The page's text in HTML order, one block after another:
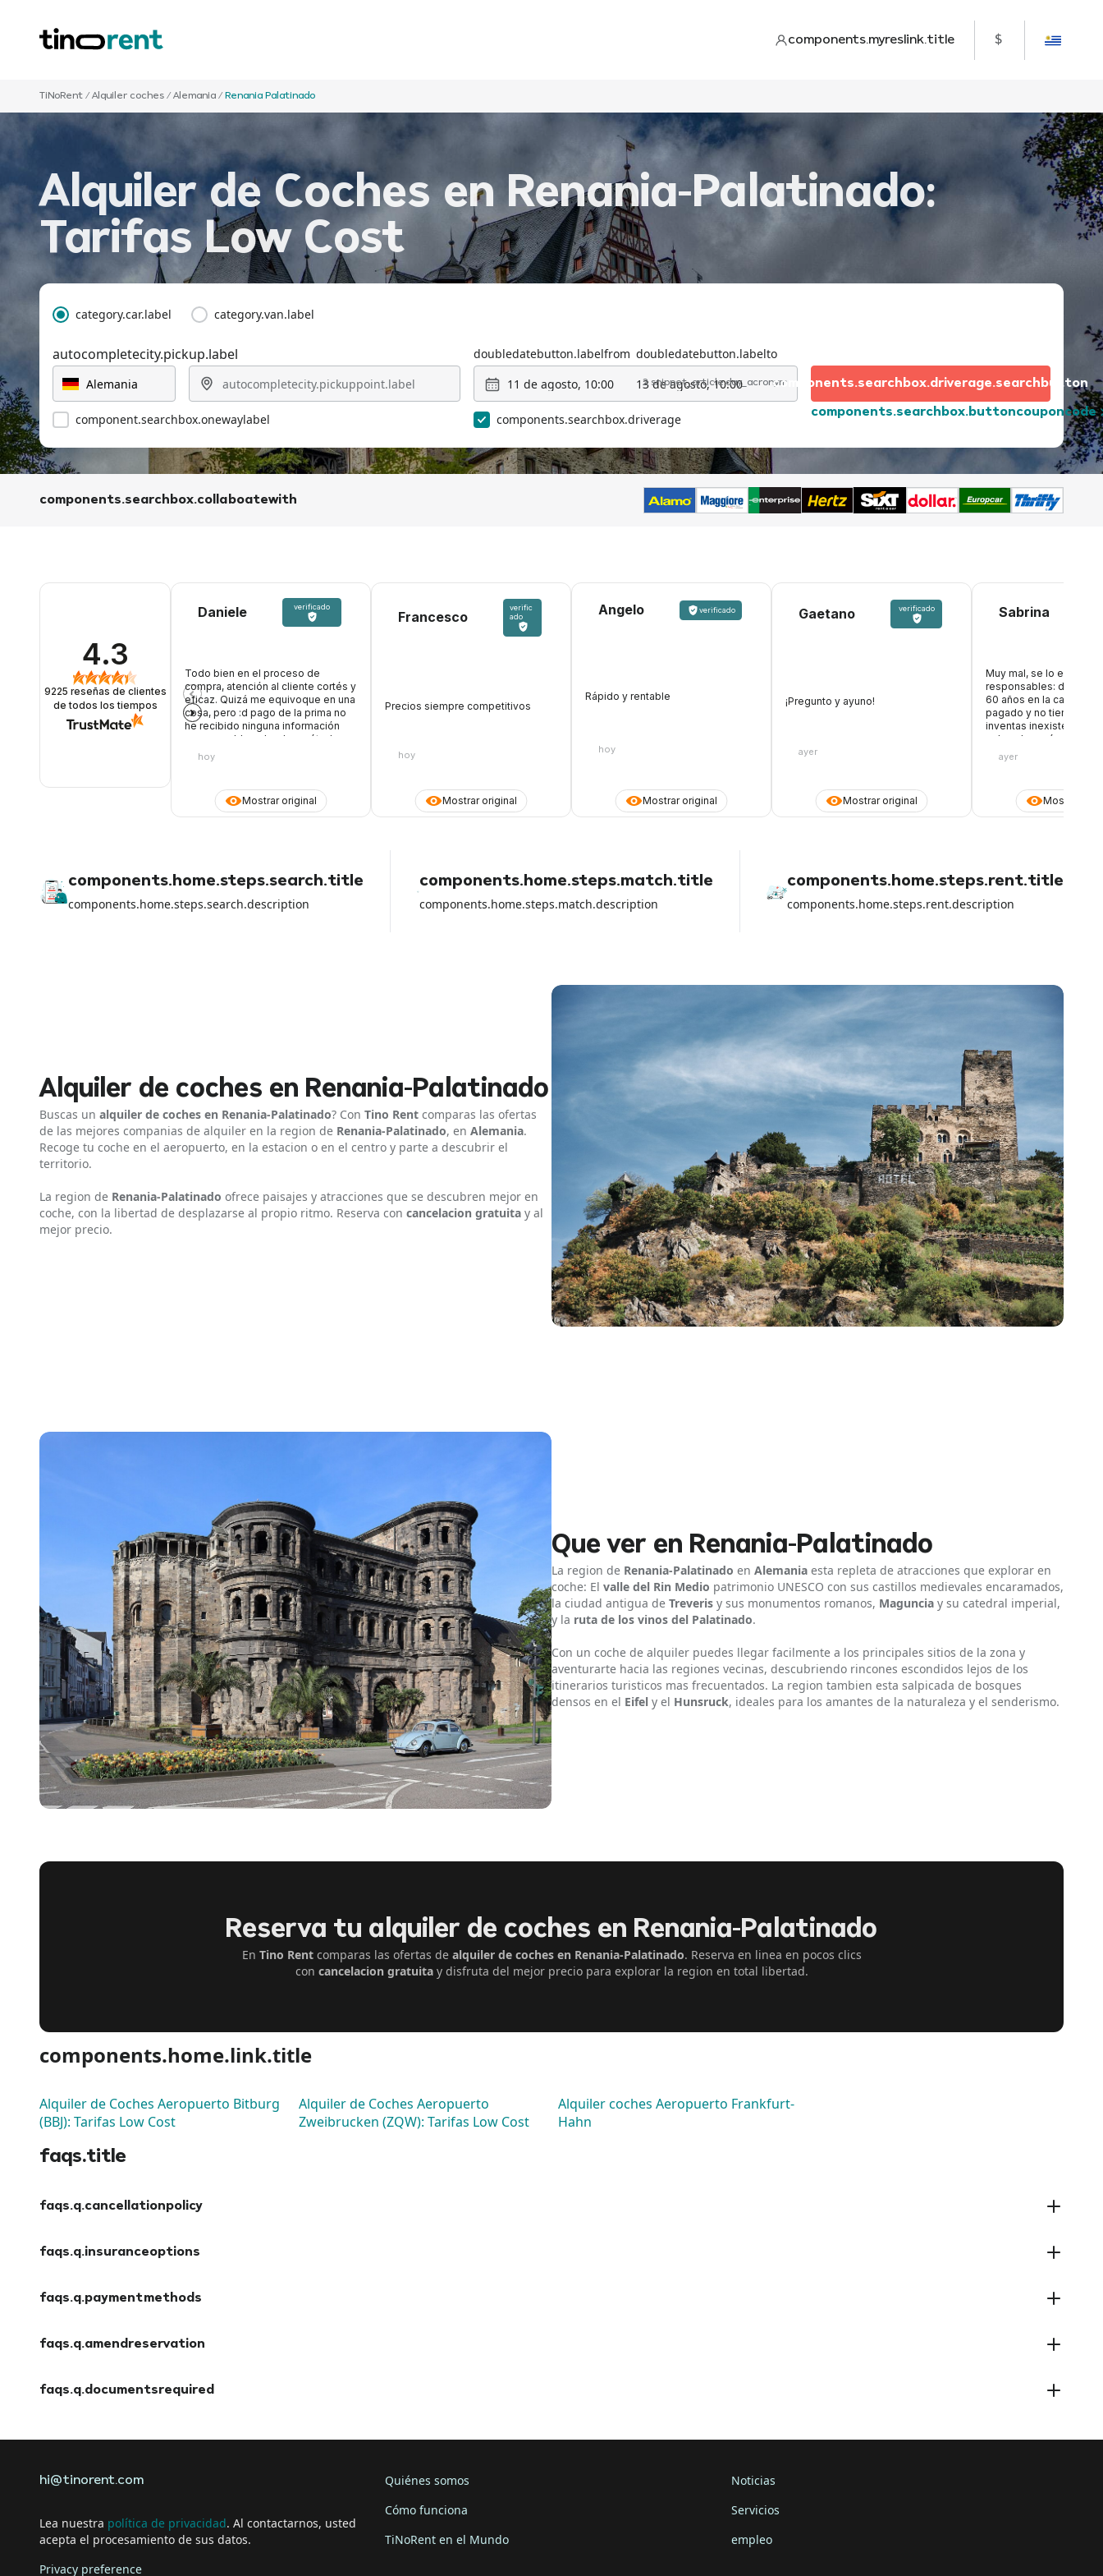
components.myreslink.title $
TiNoRent /Alquiler coches /Alemania / Renania Palatinado
Alquiler de Coches en Renania-Palatinado:
Tarifas Low Cost
category.car.label category.van.label
autocompletecity.pickup.label
component.searchbox.onewaylabel
doubledatebutton.labelfrom doubledatebutton.labelto
11 de agosto, 10:00
13 de agosto, 10:00
2 snippet_article.day_acronym
components.searchbox.driverage components.searchbox.buttoncouponcode
components.searchbox.driverage.searchbutton
components.searchbox.collaboatewith
4.3
9225 reseñas de clientes
de todos los tiempos
Mostrar original
Daniele verificado
Todo bien en el proceso de
compra, atención al cliente cortés y
eficaz. Quizá me equivoque en una
cosa, pero :d pago de la prima no
he recibido ninguna información
que respalde sobre los métodos
de uso de las garantías en
cualquier deducible retenido por la
hoy
Mostrar original
Francesco
verific
ado
Precios siempre competitivos
hoy
Mostrar original
Angelo verificado
Rápido y rentable
hoy
Mostrar original
Gaetano verificado
¡Pregunto y ayuno!
ayer
Mostrar
Sabrina
Muy mal, se lo
responsables: dejas a
60 años en la calle que
pagado y no tienes
inventas inexistentes
cobro después de mi
grosero y opinativo,
ayer
components.home.steps.search.title
components.home.steps.search.description
components.home.steps.match.title
components.home.steps.match.description
components.home.steps.rent.title
components.home.steps.rent.description
Alquiler de coches en Renania-Palatinado
Buscas un alquiler de coches en Renania-Palatinado? Con Tino Rent comparas las ofertas
de las mejores companias de alquiler en la region de Renania-Palatinado, en Alemania.
Recoge tu coche en el aeropuerto, en la estacion o en el centro y parte a descubrir el
territorio.
La region de Renania-Palatinado ofrece paisajes y atracciones que se descubren mejor en
coche, con la libertad de desplazarse al propio ritmo. Reserva con cancelacion gratuita y al
mejor precio.
Que ver en Renania-Palatinado
La region de Renania-Palatinado en Alemania esta repleta de atracciones que explorar en
coche: El valle del Rin Medio patrimonio UNESCO con sus castillos medievales encaramados,
la ciudad antigua de Treveris y sus monumentos romanos, Maguncia y su catedral imperial,
y la ruta de los vinos del Palatinado.
Con un coche de alquiler puedes llegar facilmente a los principales sitios de la zona y
aventurarte hacia las regiones vecinas, descubriendo rincones escondidos lejos de los
itinerarios turisticos mas frecuentados. La region tambien esta salpicada de bosques
densos en el Eifel y el Hunsruck, ideales para los amantes de la naturaleza y el senderismo.
Reserva tu alquiler de coches en Renania-Palatinado
En Tino Rentcomparas las ofertas de alquiler de coches en Renania-Palatinado. Reserva en linea en pocos clics
con cancelacion gratuitay disfruta del mejor precio para explorar la region en total libertad.
components.home.link.title
Alquiler de Coches Aeropuerto Bitburg
(BBJ): Tarifas Low Cost
Alquiler de Coches Aeropuerto
Zweibrucken (ZQW): Tarifas Low Cost
Alquiler coches Aeropuerto Frankfurt-
Hahn
faqs.title
faqs.q.cancellationpolicy
faqs.q.insuranceoptions
faqs.q.paymentmethods
faqs.q.amendreservation
faqs.q.documentsrequired
hi@tinorent.com
Lea nuestra política de privacidad. Al contactarnos, usted
acepta el procesamiento de sus datos.
Privacy preference
Quiénes somos
Cómo funciona
TiNoRent en el Mundo
Noticias
Servicios
empleo